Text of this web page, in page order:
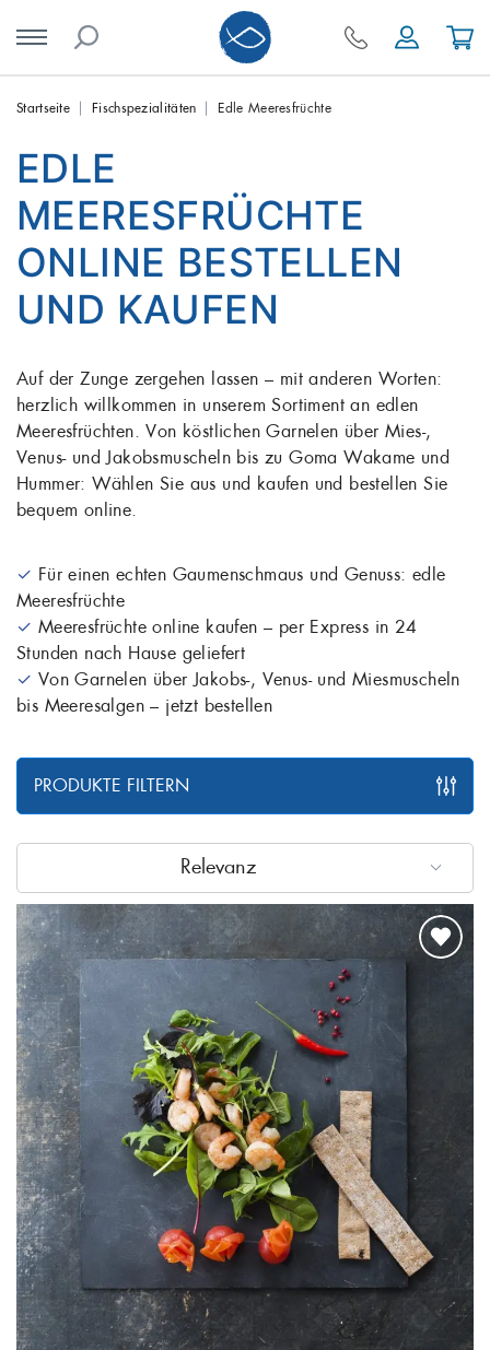
Skip
content
Startseite Fischspezialitäten Edle Meeresfrüchte
EDLE
MEERESFRÜCHTE
ONLINE BESTELLEN
UND KAUFEN
Auf der Zunge zergehen lassen – mit anderen Worten:
herzlich willkommen in unserem Sortiment an edlen
Meeresfrüchten. Von köstlichen Garnelen über Mies-,
Venus- und Jakobsmuscheln bis zu Goma Wakame und
Hummer: Wählen Sie aus und kaufen und bestellen Sie
bequem online.
✓ Für einen echten Gaumenschmaus und Genuss: edle
Meeresfrüchte
✓ Meeresfrüchte online kaufen – per Express in 24
Stunden nach Hause geliefert
✓ Von Garnelen über Jakobs-, Venus- und Miesmuscheln
bis Meeresalgen – jetzt bestellen
PRODUKTE FILTERN
Relevanz